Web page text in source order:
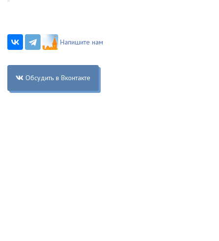
Напишите нам
Обсудить в Вконтакте